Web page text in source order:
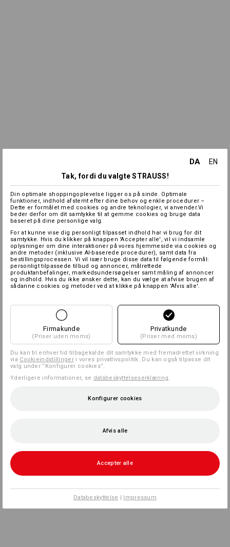
DA
EN
Tak, fordi du valgte STRAUSS!
Din optimale shoppingoplevelse ligger os på sinde. Optimale
funktioner, indhold afstemt efter dine behov og enkle procedurer –
Dette er formålet med cookies og andre teknologier, vi anvender.Vi
beder derfor om dit samtykke til at gemme cookies og bruge data
baseret på dine personlige valg.
For at kunne vise dig personligt tilpasset indhold har vi brug for dit
samtykke. Hvis du klikker på knappen 'Accepter alle', vil vi indsamle
oplysninger om dine interaktioner på vores hjemmeside via cookies og
andre metoder (inklusive AI-baserede procedurer), samt data fra
bestillingsprocessen. Vi vil især bruge disse data til følgende formål:
personligt tilpassede tilbud og annoncer, målrettede
produktanbefalinger, markedsundersøgelser samt måling af annoncer
og indhold. Hvis du ikke ønsker dette, kan du vælge at afvise brugen af
sådanne cookies og metoder ved at klikke på knappen 'Afvis alle'.
Firmakunde
(Priser uden moms)
Privatkunde
(Priser med moms)
Du kan til enhver tid tilbagekalde dit samtykke med fremadrettet virkning
via Cookieindstillingeri vores privatlivspolitik. Du kan også tilpasse dit
valg under ”Konfigurer cookies”.
Yderligere informationer, se databeskyttelseserklæring.
Konfigurer cookies
Afvis alle
Accepter alle
Databeskyttelse | Impressum